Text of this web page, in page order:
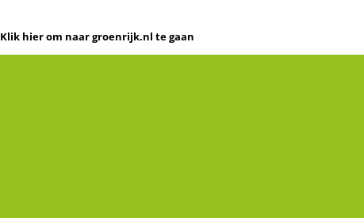
Klik hier om naar groenrijk.nl te gaan